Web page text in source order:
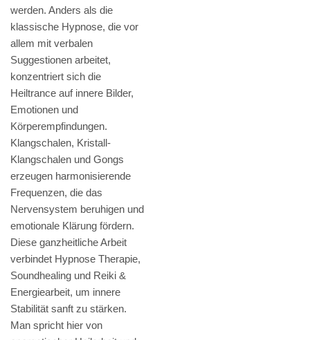
werden. Anders als die
klassische Hypnose, die vor
allem mit verbalen
Suggestionen arbeitet,
konzentriert sich die
Heiltrance auf innere Bilder,
Emotionen und
Körperempfindungen.
Klangschalen, Kristall-
Klangschalen und Gongs
erzeugen harmonisierende
Frequenzen, die das
Nervensystem beruhigen und
emotionale Klärung fördern.
Diese ganzheitliche Arbeit
verbindet Hypnose Therapie,
Soundhealing und Reiki &
Energiearbeit, um innere
Stabilität sanft zu stärken.
Man spricht hier von